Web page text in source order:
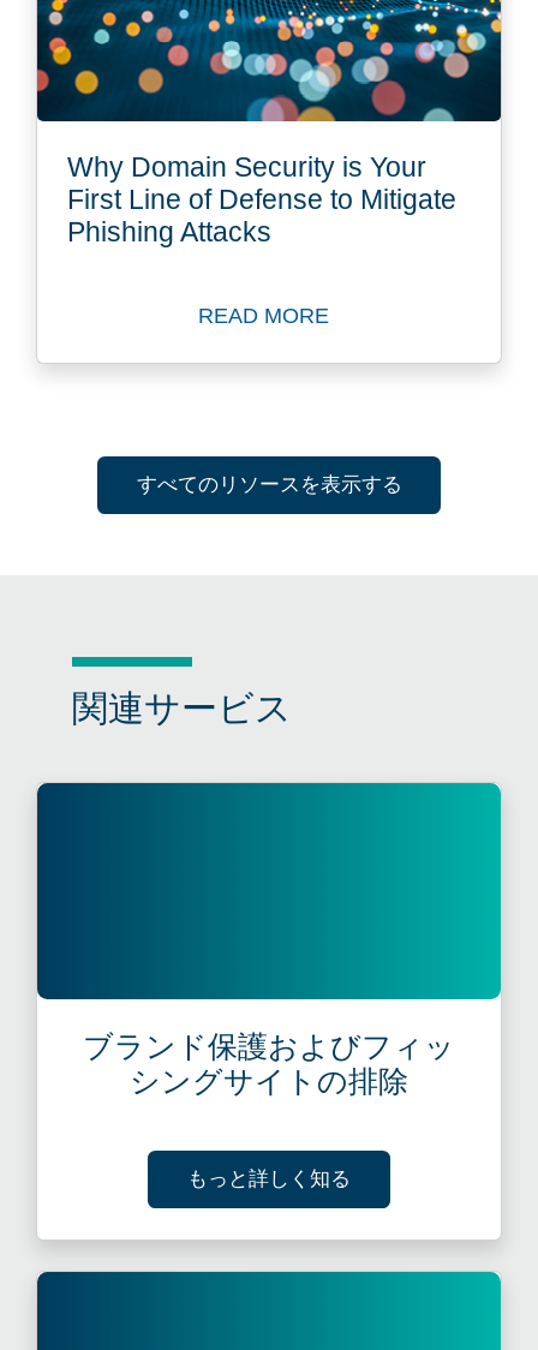
Why Domain Security is Your
First Line of Defense to Mitigate
Phishing Attacks
READ MORE
Read Blog: Why Domain
すべてのリソースを表示する
関連サービス
ブランド保護およびフィッ
シングサイトの排除
もっと詳しく知る